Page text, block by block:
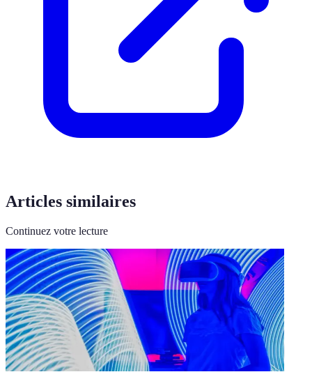
Articles similaires
Continuez votre lecture